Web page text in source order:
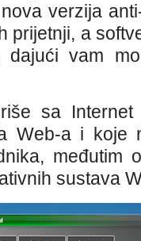
verzija
prijetnji, a
dajući vam
sa Internet
Web-a i koje
međutim
sustava